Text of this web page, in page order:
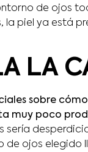
de ojos
la piel ya está
LA
sobre
muy poco
de ojos elegido